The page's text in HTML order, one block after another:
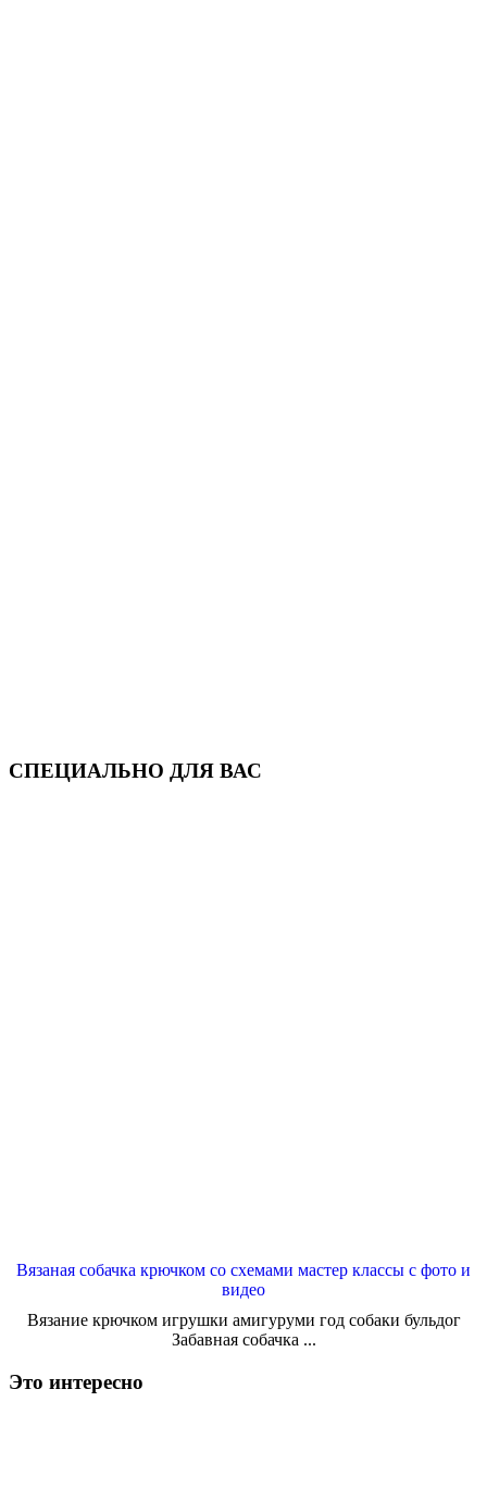
СПЕЦИАЛЬНО ДЛЯ ВАС
Вязаная собачка крючком со схемами мастер классы с фото и
видео
Вязание крючком игрушки амигуруми год собаки бульдог
Забавная собачка ...
Это интересно